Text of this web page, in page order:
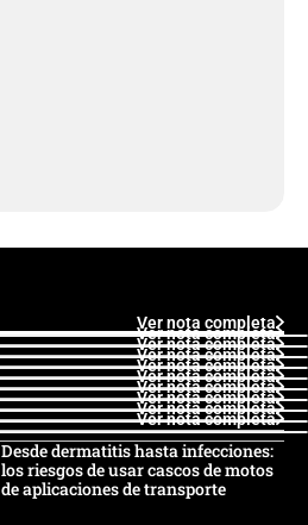
Ver nota completa
Ver nota completa
Ver nota completa
Ver nota completa
Ver nota completa
Ver nota completa
Ver nota completa
Ver nota completa
Ver nota completa
Ver nota completa
Desde dermatitis hasta infecciones:
los riesgos de usar cascos de motos
de aplicaciones de transporte